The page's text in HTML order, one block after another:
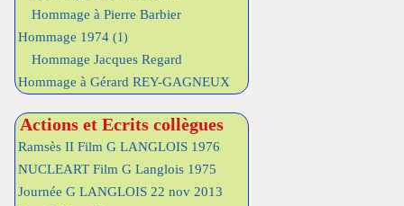
Hommage à Pierre Barbier
Hommage 1974 (1)
Hommage Jacques Regard
Hommage à Gérard REY-GAGNEUX
Actions et Ecrits collègues
Ramsès II Film G LANGLOIS 1976
NUCLEART Film G Langlois 1975
Journée G LANGLOIS 22 nov 2013